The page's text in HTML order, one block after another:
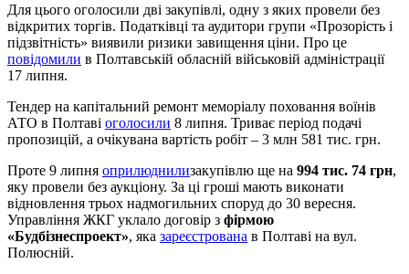
Для цього оголосили дві закупівлі, одну з яких провели без
відкритих торгів. Податківці та аудитори групи «Прозорість і
підзвітність» виявили ризики завищення ціни. Про це
повідомили в Полтавській обласній військовій адміністрації
17 липня.
Тендер на капітальний ремонт меморіалу поховання воїнів
АТО в Полтаві оголосили 8 липня. Триває період подачі
пропозицій, а очікувана вартість робіт – 3 млн 581 тис. грн.
Проте 9 липня оприлюднилизакупівлю ще на 994 тис. 74 грн,
яку провели без аукціону. За ці гроші мають виконати
відновлення трьох надмогильних споруд до 30 вересня.
Управління ЖКГ уклало договір з фірмою
«Будбізнеспроект», яка зареєстрована в Полтаві на вул.
Полюсній.